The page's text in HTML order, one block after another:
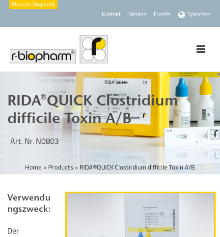
Kontakt Medien Events Sprachen
RIDA®QUICK Clostridium
difficile Toxin A/B
Art. Nr. N0803
Home » Products » RIDA®QUICK Clostridium difficile Toxin A/B
Verwendu
ngszweck:
Der